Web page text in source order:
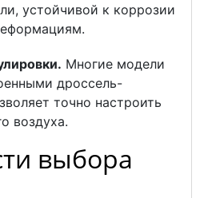
устойчивой к коррозии
Многие модели
дроссель-
точно настроить
воздуха.
выбора